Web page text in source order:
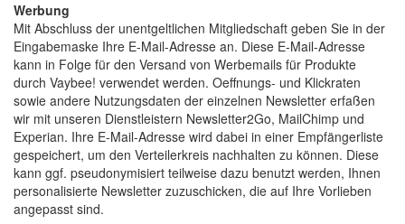
Werbung
Mit Abschluss der unentgeltlichen Mitgliedschaft geben Sie in der
Eingabemaske Ihre E-Mail-Adresse an. Diese E-Mail-Adresse
kann in Folge für den Versand von Werbemails für Produkte
durch Vaybee! verwendet werden. Oeffnungs- und Klickraten
sowie andere Nutzungsdaten der einzelnen Newsletter erfaßen
wir mit unseren Dienstleistern Newsletter2Go, MailChimp und
Experian. Ihre E-Mail-Adresse wird dabei in einer Empfängerliste
gespeichert, um den Verteilerkreis nachhalten zu können. Diese
kann ggf. pseudonymisiert teilweise dazu benutzt werden, Ihnen
personalisierte Newsletter zuzuschicken, die auf Ihre Vorlieben
angepasst sind.